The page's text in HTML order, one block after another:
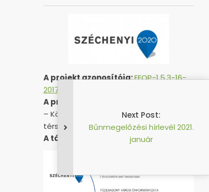
A projekt azonosítója:EFOP-1.5.3-16-
2017-00051
A projekt címe:
– Közösségerősítés Füzesabony
térségében”
A támogatás összege:451 857 559 Ft
Next Post:
Bűnmegelőzési hírlevél 2021.
január